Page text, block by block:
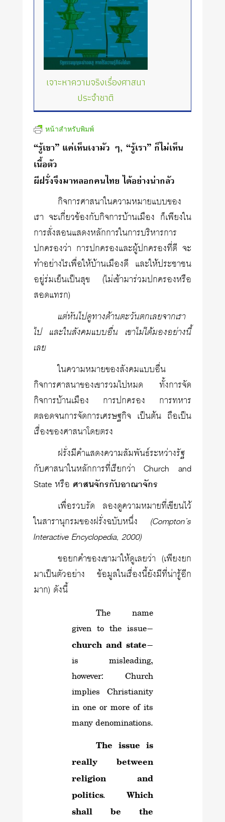
เจาะหาความจริงเรื่องศาสนา
ประจำชาติ
หน้าสำหรับพิมพ์
“รู้เขา” แค่เห็นเงามัว ๆ, “รู้เรา” ก็ไม่เห็น
เนื้อตัว
ผีฝรั่งจึงมาหลอกคนไทย ได้อย่างน่ากลัว
กิจการศาสนาในความหมายแบบของ
เรา จะเกี่ยวข้องกับกิจการบ้านเมือง ก็เพียงใน
การสั่งสอนแสดงหลักการในการบริหารการ
ปกครองว่า การปกครองและผู้ปกครองที่ดี จะ
ทำอย่างไรเพื่อให้บ้านเมืองดี และให้ประชาชน
อยู่ร่มเย็นเป็นสุข (ไม่เข้ามาร่วมปกครองหรือ
สอดแทรก)
แต่หันไปดูทางด้านตะวันตกเลยจากเรา
ไป และในสังคมแบบอื่น เขาไม่ได้มองอย่างนี้
เลย
ในความหมายของสังคมแบบอื่น
กิจการศาสนาของเขารวมไปหมด ทั้งการจัด
กิจการบ้านเมือง การปกครอง การทหาร
ตลอดจนการจัดการเศรษฐกิจ เป็นต้น ถือเป็น
เรื่องของศาสนาโดยตรง
ฝรั่งมีคำแสดงความสัมพันธ์ระหว่างรัฐ
กับศาสนาในหลักการที่เรียกว่า Church and
State หรือ ศาสนจักรกับอาณาจักร
เพื่อรวบรัด ลองดูความหมายที่เขียนไว้
ในสารานุกรมของฝรั่งฉบับหนึ่ง (Compton’s
Interactive Encyclopedia, 2000)
ขอยกคำของเขามาให้ดูเลยว่า (เพียงยก
มาเป็นตัวอย่าง ข้อมูลในเรื่องนี้ยังมีที่น่ารู้อีก
มาก) ดังนี้
The name
given to the issue—
church and state—
is misleading,
however: Church
implies Christianity
in one or more of its
many denominations.
The issue is
really between
religion and
politics. Which
shall be the